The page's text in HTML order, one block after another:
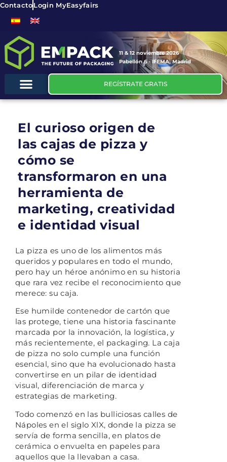
ContactoLogin MyEasyfairs
11 & 12 noviembre 2026
Pabellón 6 - IFEMA, Madrid
REGÍSTRATE GRATIS
El curioso origen de
las cajas de pizza y
cómo se
transformaron en una
herramienta de
marketing, creatividad
e identidad visual
La pizza es uno de los alimentos más
queridos y populares en todo el mundo,
pero hay un héroe anónimo en su historia
que rara vez recibe el reconocimiento que
merece: su caja.
Ese humilde contenedor de cartón que
las protege, tiene una historia fascinante
marcada por la innovación, la logística, y
más recientemente, el packaging. La caja
de pizza no solo cumple una función
esencial, sino que ha evolucionado hasta
convertirse en un pilar de identidad
visual, diferenciación de marca y
estrategias de marketing.
Todo comenzó en las bulliciosas calles de
Nápoles en el siglo XlX, donde la pizza se
servía de forma sencilla, en platos de
cerámica o envuelta en papeles para
aquellos que la llevaban a casa.